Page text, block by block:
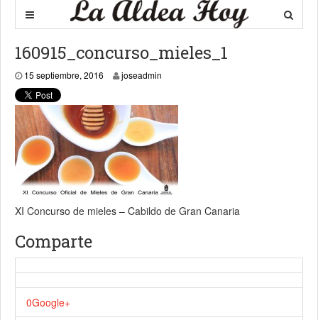
160915_concurso_mieles_1
15 septiembre, 2016 15 septiembre, 2016
joseadmin
XI Concurso de mieles – Cabildo de Gran Canaria
Comparte
0Google+